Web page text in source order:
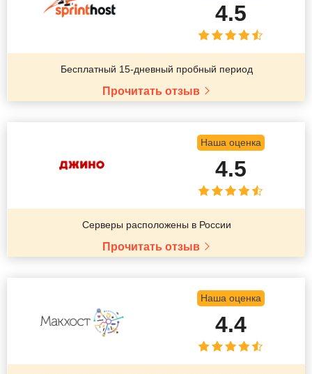
4.5
Бесплатный 15-дневный пробный период
Прочитать отзыв
Наша оценка
4.5
Серверы расположены в России
Прочитать отзыв
Наша оценка
4.4